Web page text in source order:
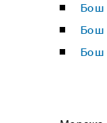
Бош
Бош
Бош